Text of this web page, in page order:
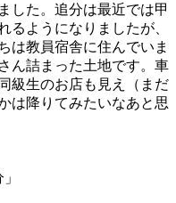
した。追分は最近では甲
るようになりましたが、
は教員宿舎に住んでいま
ん詰まった土地です。車
級生のお店も見え（まだ
は降りてみたいなあと思